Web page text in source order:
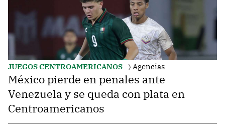
JUEGOS CENTROAMERICANOS Agencias
México pierde en penales ante
Venezuela y se queda con plata en
Centroamericanos